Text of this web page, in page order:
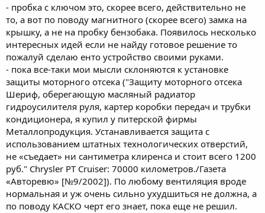
- пробка с ключом это, скорее всего, действительно не
то, а вот по поводу магнитного (скорее всего) замка на
крышку, а не на пробку бензобака. Появилось несколько
интересных идей если не найду готовое решение то
пожалуй сделаю енто устройство своими руками.
- пока все-таки мои мысли склоняются к установке
защиты моторного отсека ("Защиту моторного отсека
Шериф, оберегающую масляный радиатор
гидроусилителя руля, картер коробки передач и трубки
кондиционера, я купил у питерской фирмы
Металлопродукция. Устанавливается защита с
использованием штатных технологических отверстий,
не «съедает» ни сантиметра клиренса и стоит всего 1200
руб." Chrysler PT Cruiser: 70000 километров./Газета
«Авторевю» [№9/2002]). По любому вентиляция вроде
нормальная и уж очень сильно ухудшиться не должна, а
по поводу КАСКО черт его знает, пока еще не решил.